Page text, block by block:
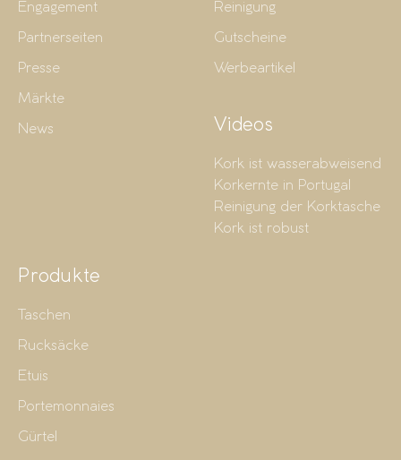
Engagement
Partnerseiten
Presse
Märkte
News
Reinigung
Gutscheine
Werbeartikel
Videos
Kork ist wasserabweisend
Korkernte in Portugal
Reinigung der Korktasche
Kork ist robust
Produkte
Taschen
Rucksäcke
Etuis
Portemonnaies
Gürtel